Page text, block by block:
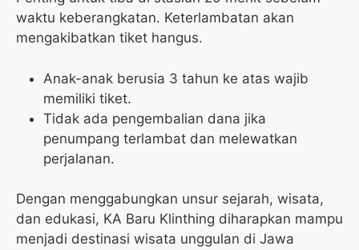
waktu keberangkatan. Keterlambatan akan
mengakibatkan tiket hangus.
Anak-anak berusia 3 tahun ke atas wajib
memiliki tiket.
Tidak ada pengembalian dana jika
penumpang terlambat dan melewatkan
perjalanan.
Dengan menggabungkan unsur sejarah, wisata,
dan edukasi, KA Baru Klinthing diharapkan mampu
menjadi destinasi wisata unggulan di Jawa